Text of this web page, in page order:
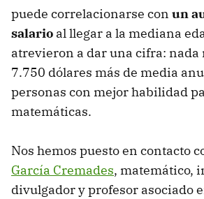
puede correlacionarse con un
salario al llegar a la mediana
atrevieron a dar una cifra: nada
7.750 dólares más de media
personas con mejor habilidad
matemáticas.
Nos hemos puesto en contacto
García Cremades, matemático,
divulgador y profesor asociado